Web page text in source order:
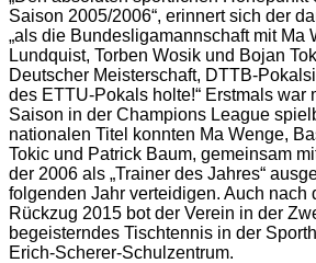
Saison 2005/2006“, erinnert sich der
„als die Bundesligamannschaft mit Ma
Lundquist, Torben Wosik und Bojan
Deutscher Meisterschaft, DTTB-
des ETTU-Pokals holte!“ Erstmals war
Saison in der Champions League
nationalen Titel konnten Ma Wenge,
Tokic und Patrick Baum, gemeinsam
der 2006 als „Trainer des Jahres“
folgenden Jahr verteidigen. Auch nach
Rückzug 2015 bot der Verein in der
begeisterndes Tischtennis in der
Erich-Scherer-Schulzentrum.